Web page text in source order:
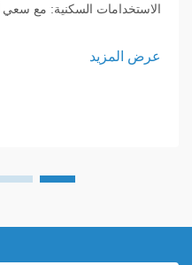
الاستخدامات السكنية: مع
مأوى لسيارتك فحسب، بل تُنتج
عرض المزيد